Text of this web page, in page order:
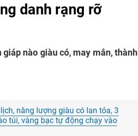
danh rạng rỡ
nào giàu có, may mắn, thành
năng lượng giàu có lan tỏa, 3
túi, vàng bạc tự động chạy vào